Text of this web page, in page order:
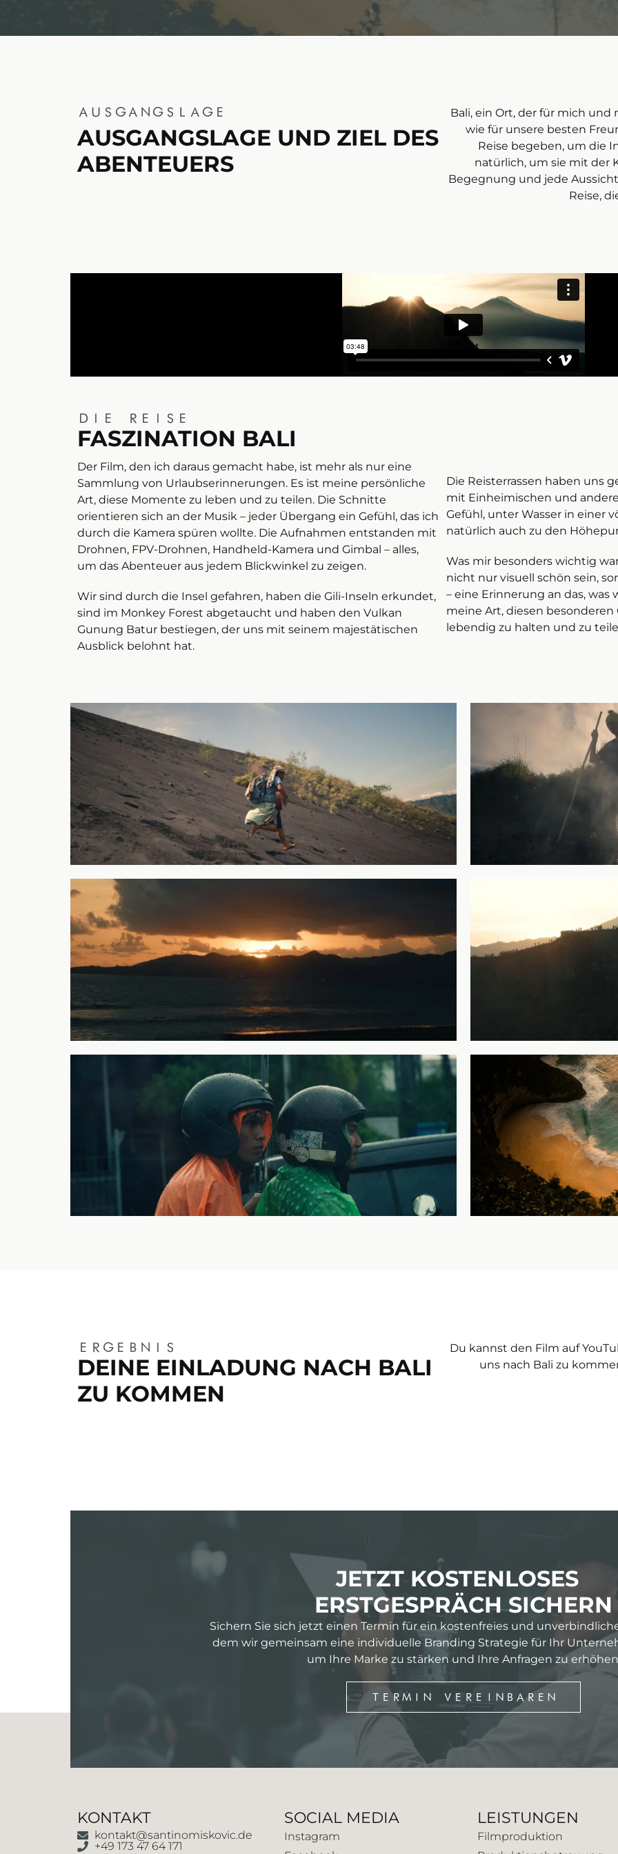
AUSGANGSLAGE
AUSGANGSLAGE UND ZIEL DES
ABENTEUERS
Bali, ein Ort, der für mich
wie für unsere besten
Reise begeben, um die
natürlich, um sie mit der
Begegnung und jede
Reise,
DIE REISE
FASZINATION BALI
Der Film, den ich daraus gemacht habe, ist mehr als nur eine
Sammlung von Urlaubserinnerungen. Es ist meine persönliche
Art, diese Momente zu leben und zu teilen. Die Schnitte
orientieren sich an der Musik – jeder Übergang ein Gefühl, das ich
durch die Kamera spüren wollte. Die Aufnahmen entstanden mit
Drohnen, FPV-Drohnen, Handheld-Kamera und Gimbal – alles,
um das Abenteuer aus jedem Blickwinkel zu zeigen.
Wir sind durch die Insel gefahren, haben die Gili-Inseln erkundet,
sind im Monkey Forest abgetaucht und haben den Vulkan
Gunung Batur bestiegen, der uns mit seinem majestätischen
Ausblick belohnt hat.
Die Reisterrassen haben uns
mit Einheimischen und
Gefühl, unter Wasser in einer
natürlich auch zu den
Was mir besonders wichtig
nicht nur visuell schön sein,
– eine Erinnerung an das, was
meine Art, diesen
lebendig zu halten und zu
ERGEBNIS
DEINE EINLADUNG NACH BALI
ZU KOMMEN
Du kannst den Film auf
uns nach Bali zu
JETZT KOSTENLOSES
ERSTGESPRÄCH SICHERN
Sichern Sie sich jetzt einen Termin für ein kostenfreies und
dem wir gemeinsam eine individuelle Branding Strategie für Ihr
um Ihre Marke zu stärken und Ihre Anfragen zu
TERMIN VEREINBAREN
KONTAKT
kontakt@santinomiskovic.de
+49 173 47 64 171
SOCIAL MEDIA
Instagram
LEISTUNGEN
Filmproduktion